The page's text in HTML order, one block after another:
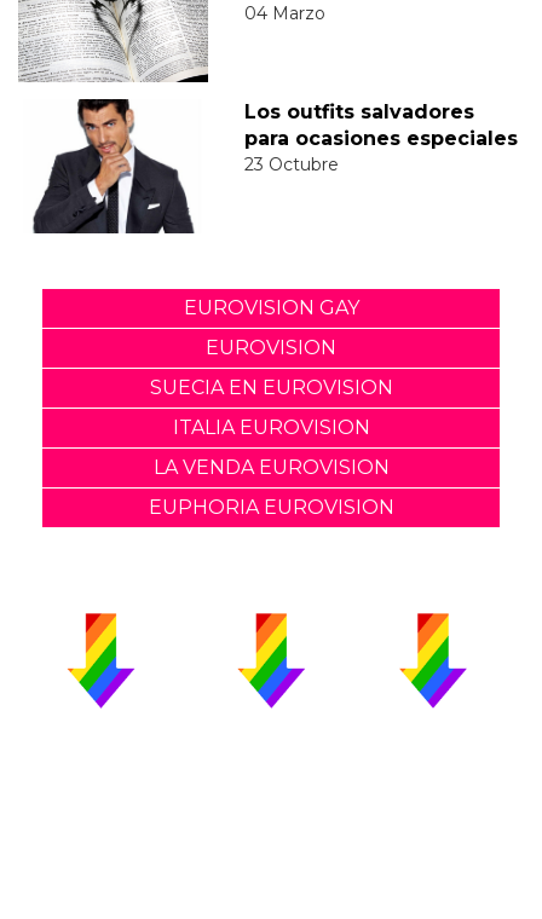
04 Marzo
Los outfits salvadores
para ocasiones especiales
23 Octubre
EUROVISION GAY
EUROVISION
SUECIA EN EUROVISION
ITALIA EUROVISION
LA VENDA EUROVISION
EUPHORIA EUROVISION